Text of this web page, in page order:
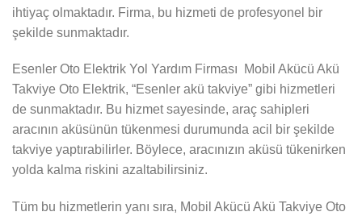
ihtiyaç olmaktadır. Firma, bu hizmeti de profesyonel bir
şekilde sunmaktadır.
Esenler Oto Elektrik Yol Yardım Firması Mobil Akücü Akü
Takviye Oto Elektrik, “Esenler akü takviye” gibi hizmetleri
de sunmaktadır. Bu hizmet sayesinde, araç sahipleri
aracının aküsünün tükenmesi durumunda acil bir şekilde
takviye yaptırabilirler. Böylece, aracınızın aküsü tükenirken
yolda kalma riskini azaltabilirsiniz.
Tüm bu hizmetlerin yanı sıra, Mobil Akücü Akü Takviye Oto